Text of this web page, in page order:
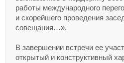
работы международного
и скорейшего проведения
совещания…».
В завершении встречи ее
открытый и конструктивный